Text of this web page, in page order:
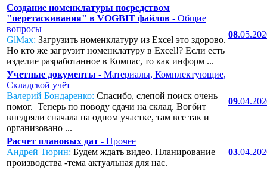
Создание номенклатуры посредством
"перетаскивания" в VOGBIT файлов - Общие
вопросы
GlMax: Загрузить номенклатуру из Excel это здорово.
Но кто же загрузит номенклатуру в Excel!? Если есть
изделие разработанное в Компас, то как информ ...
08
Учетные документы - Материалы, Комплектующие,
Складской учёт
Валерий Бондаренко: Спасибо, слепой поиск очень
помог. Теперь по поводу сдачи на склад. Вогбит
внедряли сначала на одном участке, там все так и
организовано ...
09
Расчет плановых дат - Прочее
Андрей Тюрин: Будем ждать видео. Планирование
производства -тема актуальная для нас.
03